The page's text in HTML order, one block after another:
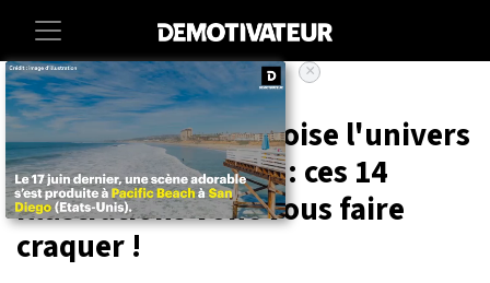
Accueil Art-photographie
Quand Star Wars croise l'univers
de Winnie l'Ourson : ces 14
illustrations vont vous faire
craquer !
×